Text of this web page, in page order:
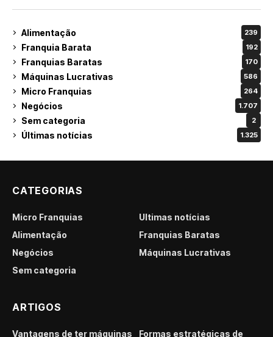
Alimentação 239
Franquia Barata 192
Franquias Baratas 170
Máquinas Lucrativas 586
Micro Franquias 264
Negócios 1.707
Sem categoria 2
Últimas notícias 1.325
CATEGORIAS
Micro Franquias
Últimas notícias
Alimentação
Franquias Baratas
Negócios
Máquinas Lucrativas
Sem categoria
ARTIGOS
Vantagens de ter máquinas Formas estratégicas de